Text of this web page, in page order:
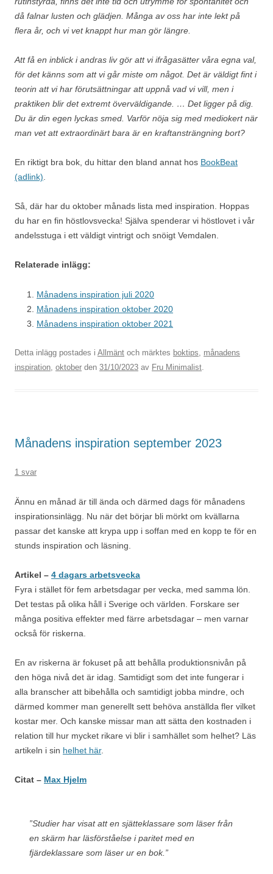
då falnar lusten och glädjen. Många av oss har inte lekt på
flera år, och vi vet knappt hur man gör längre.
Att få en inblick i andras liv gör att vi ifrågasätter våra egna val,
för det känns som att vi går miste om något. Det är väldigt fint i
teorin att vi har förutsättningar att uppnå vad vi vill, men i
praktiken blir det extremt överväldigande. … Det ligger på dig.
Du är din egen lyckas smed. Varför nöja sig med mediokert när
man vet att extraordinärt bara är en kraftansträngning bort?
En riktigt bra bok, du hittar den bland annat hos BookBeat
(adlink)
Så, där har du oktober månads lista med inspiration. Hoppas
du har en fin höstlovsvecka! Själva spenderar vi höstlovet i vår
andelsstuga i ett väldigt vintrigt och snöigt Vemdalen.
Relaterade inlägg:
Månadens inspiration juli 2020
Månadens inspiration oktober 2020
Månadens inspiration oktober 2021
Detta inlägg postades i Allmänt och märktes boktips
månadens
inspiration oktober den 31/10/2023 av Fru Minimalist
Månadens inspiration september 2023
1 svar
Ännu en månad är till ända och därmed dags för månadens
inspirationsinlägg. Nu när det börjar bli mörkt om kvällarna
passar det kanske att krypa upp i soffan med en kopp te för en
stunds inspiration och läsning.
Artikel – 4 dagars arbetsvecka
Fyra i stället för fem arbetsdagar per vecka, med samma lön.
Det testas på olika håll i Sverige och världen. Forskare ser
många positiva effekter med färre arbetsdagar – men varnar
också för riskerna.
En av riskerna är fokuset på att behålla produktionsnivån på
den höga nivå det är idag. Samtidigt som det inte fungerar i
alla branscher att bibehålla och samtidigt jobba mindre, och
därmed kommer man generellt sett behöva anställda fler vilket
kostar mer. Och kanske missar man att sätta den kostnaden i
relation till hur mycket rikare vi blir i samhället som helhet? Läs
artikeln i sin helhet här.
Citat – Max Hjelm
”Studier har visat att en sjätteklassare som läser från
en skärm har läsförståelse i paritet med en
fjärdeklassare som läser ur en bok.”